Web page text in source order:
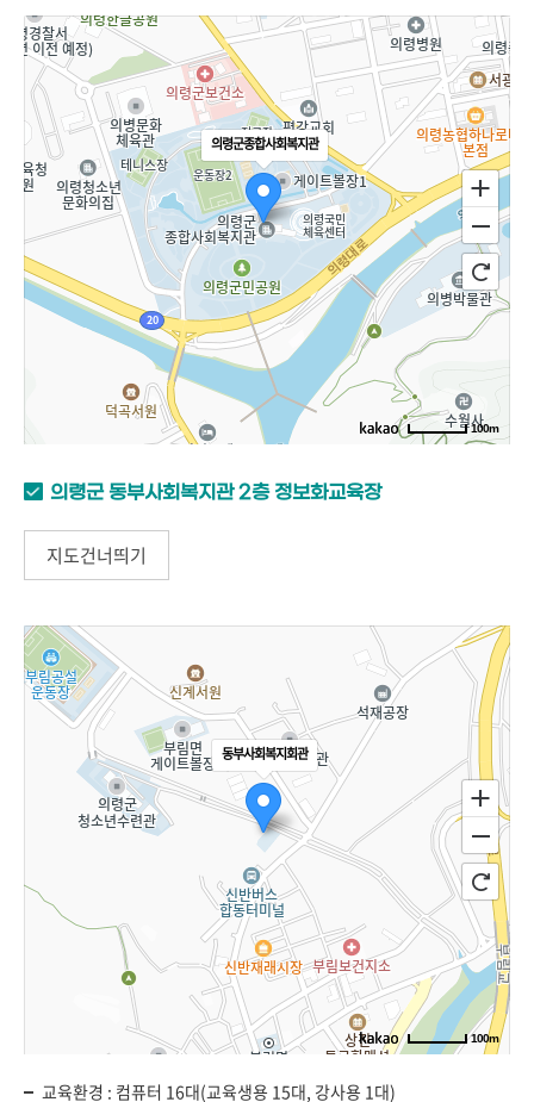
의령군종합사회복지관
100m
의령군 동부사회복지관 2층 정보화교육장
지도건너띄기
동부사회복지회관
100m
교육환경 : 컴퓨터 16대(교육생용 15대, 강사용 1대)